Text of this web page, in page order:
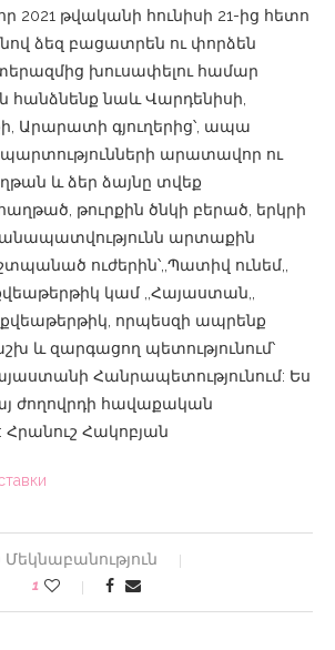
2021 թվականի հունիսի 21-ից հետո
ձեզ բացատրեն ու փորձեն
խուսափելու համար
հանձնենք նաև Վարդենիսի,
Արարատի գյուղերից՝, ապա
արատավոր ու
և ձեր ձայնը տվեք
թուրքին ծնկի բերած, երկրի
արտաքին
ուժերին՝,,Պատիվ ունեմ,,
կամ ,,Հայաստան,,
քվեաթերթիկ, որպեսզի ապրենք
և զարգացող պետությունում՝
Հանրապետությունում: Ես
ժողովրդի հավաքական
Հրանուշ Հակոբյան
Մեկնաբանություն
1